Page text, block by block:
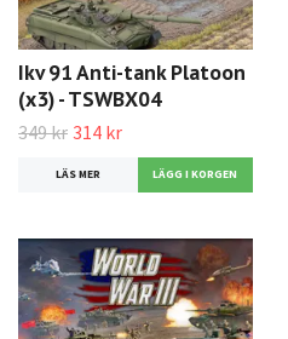
Ikv 91 Anti-tank Platoon
(x3) - TSWBX04
349 kr 314 kr
LÄS MER